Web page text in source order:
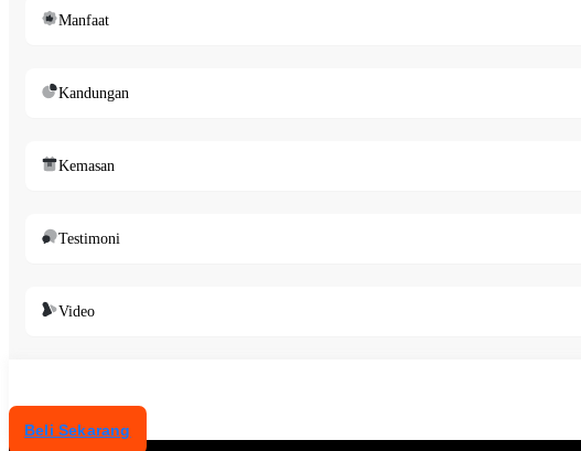
Manfaat
Kandungan
Kemasan
Testimoni
Video
Beli Sekarang